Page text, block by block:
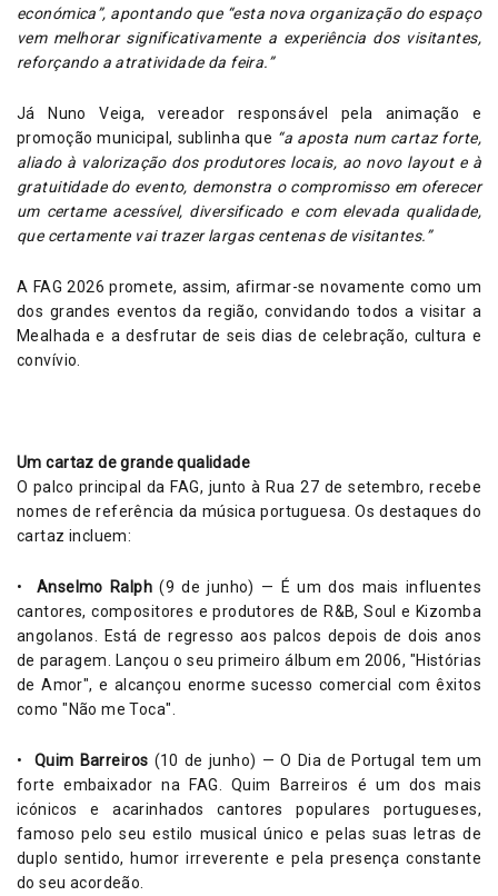
económica”, apontando que “esta nova organização do espaço
vem melhorar significativamente a experiência dos visitantes,
reforçando a atratividade da feira.”
Já Nuno Veiga, vereador responsável pela animação e
promoção municipal, sublinha que “a aposta num cartaz forte,
aliado à valorização dos produtores locais, ao novo layout e à
gratuitidade do evento, demonstra o compromisso em oferecer
um certame acessível, diversificado e com elevada qualidade,
que certamente vai trazer largas centenas de visitantes.”
A FAG 2026 promete, assim, afirmar-se novamente como um
dos grandes eventos da região, convidando todos a visitar a
Mealhada e a desfrutar de seis dias de celebração, cultura e
convívio.
Um cartaz de grande qualidade
O palco principal da FAG, junto à Rua 27 de setembro, recebe
nomes de referência da música portuguesa. Os destaques do
cartaz incluem:
• Anselmo Ralph (9 de junho) — É um dos mais influentes
cantores, compositores e produtores de R&B, Soul e Kizomba
angolanos. Está de regresso aos palcos depois de dois anos
de paragem. Lançou o seu primeiro álbum em 2006, "Histórias
de Amor", e alcançou enorme sucesso comercial com êxitos
como "Não me Toca".
• Quim Barreiros (10 de junho) — O Dia de Portugal tem um
forte embaixador na FAG. Quim Barreiros é um dos mais
icónicos e acarinhados cantores populares portugueses,
famoso pelo seu estilo musical único e pelas suas letras de
duplo sentido, humor irreverente e pela presença constante
do seu acordeão.